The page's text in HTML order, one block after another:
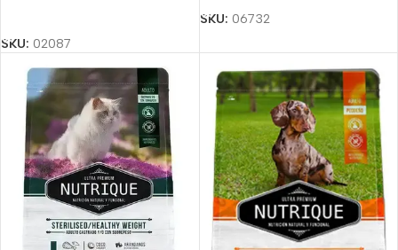
SKU: 02087
SKU: 06732